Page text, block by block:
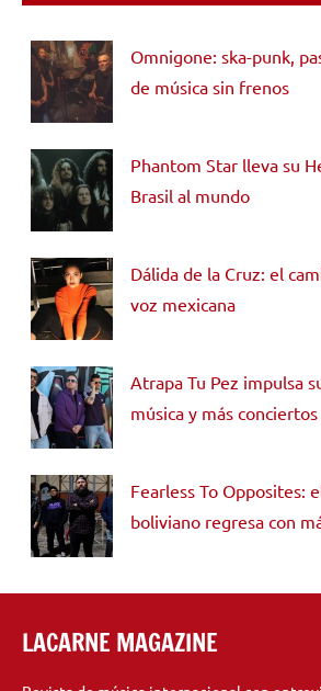
Omnigone: ska-punk,
de música sin frenos
Phantom Star lleva su
Brasil al mundo
Dálida de la Cruz: el
voz mexicana
Atrapa Tu Pez impulsa
música y más conciertos
Fearless To Opposites:
boliviano regresa con
LACARNE MAGAZINE